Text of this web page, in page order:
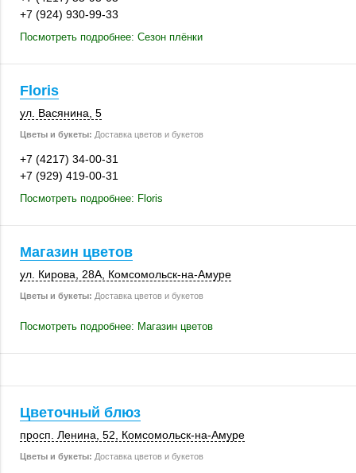
+7 (924) 930-99-33
Посмотреть подробнее: Сезон плёнки
Floris
ул. Васянина, 5
Цветы и букеты: Доставка цветов и букетов
+7 (4217) 34-00-31
+7 (929) 419-00-31
Посмотреть подробнее: Floris
Магазин цветов
ул. Кирова 28А , Комсомольск-на-Амуре
Цветы и букеты: Доставка цветов и букетов
Посмотреть подробнее: Магазин цветов
Цветочный блюз
просп. Ленина, 52 , Комсомольск-на-Амуре
Цветы и букеты: Доставка цветов и букетов